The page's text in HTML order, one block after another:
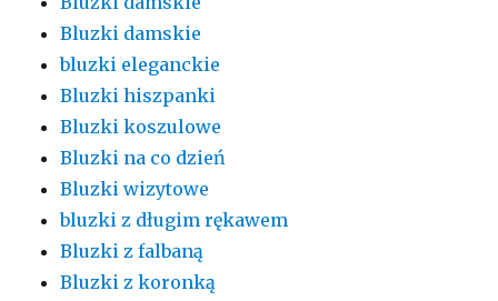
Bluzki damskie
bluzki eleganckie
Bluzki hiszpanki
Bluzki koszulowe
Bluzki na co dzień
Bluzki wizytowe
bluzki z długim rękawem
Bluzki z falbaną
Bluzki z koronką